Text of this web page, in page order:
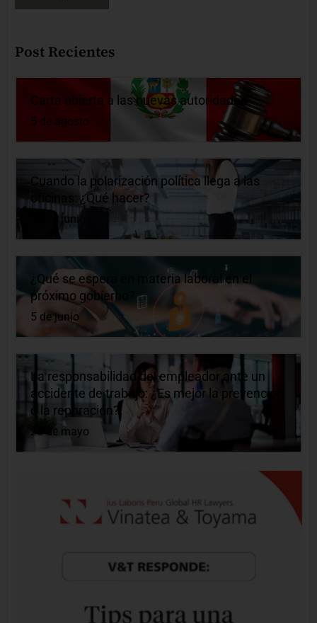
Post Recientes
Carta abierta a las nuevas autoridades
5 de agosto
Cuando la polarización política llega a las
oficinas: ¿Qué hacer?
10 de junio
¿Qué se espera en materia laboral en el
próximo gobierno?
5 de junio
La responsabilidad del empleador ante un
accidente de trabajo: ¿Es mejor la prevención
o la reparación?
22 de mayo